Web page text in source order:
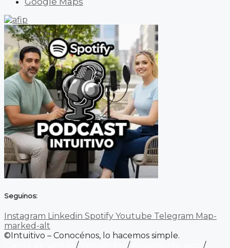
Seguinos:
Instagram Linkedin Spotify Youtube Telegram Map-
marked-alt
©Intuitivo – Conocénos, lo hacemos simple.
/ /
/